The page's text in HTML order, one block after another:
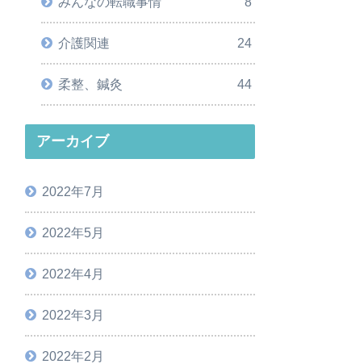
介護関連 24
柔整、鍼灸 44
アーカイブ
2022年7月
2022年5月
2022年4月
2022年3月
2022年2月